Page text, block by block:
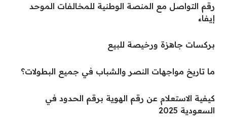
رقم التواصل مع المنصة الوطنية للمخالفات الموحد
إيفاء
بركسات جاهزة ورخيصة للبيع
ما تاريخ مواجهات النصر والشباب في جميع البطولات؟
كيفية الاستعلام عن رقم الهوية برقم الحدود في
السعودية 2025